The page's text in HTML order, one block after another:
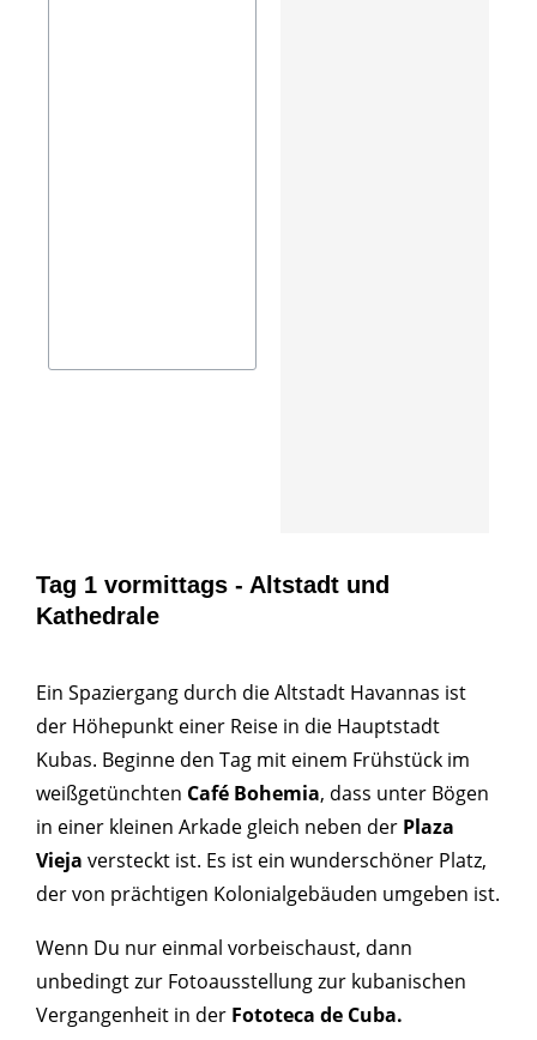
Tag 1 vormittags - Altstadt und
Kathedrale
Ein Spaziergang durch die Altstadt Havannas ist
der Höhepunkt einer Reise in die Hauptstadt
Kubas. Beginne den Tag mit einem Frühstück im
weißgetünchten Café Bohemia, dass unter Bögen
in einer kleinen Arkade gleich neben der Plaza
Vieja versteckt ist. Es ist ein wunderschöner Platz,
der von prächtigen Kolonialgebäuden umgeben ist.
Wenn Du nur einmal vorbeischaust, dann
unbedingt zur Fotoausstellung zur kubanischen
Vergangenheit in der Fototeca de Cuba.